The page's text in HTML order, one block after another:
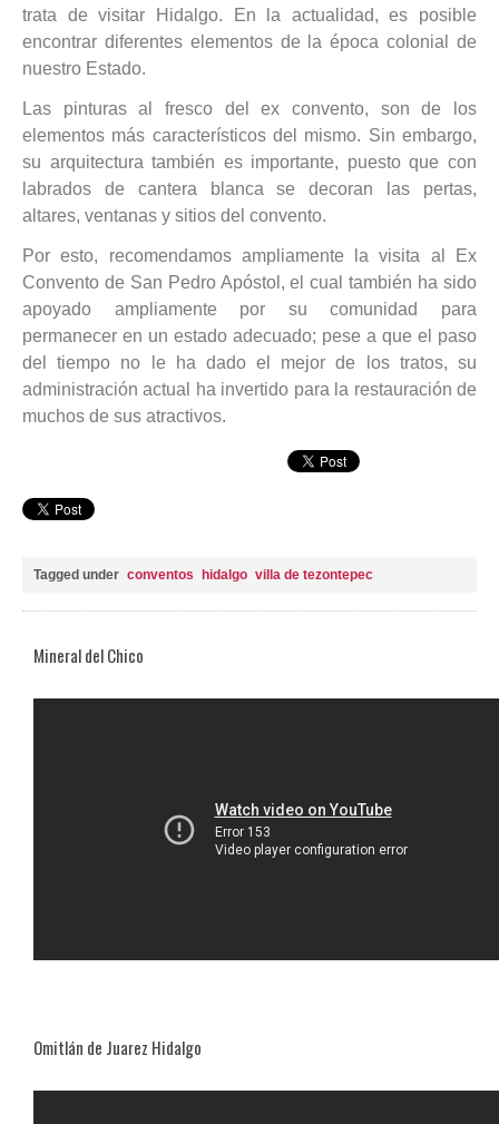
trata de visitar Hidalgo. En la actualidad, es posible
encontrar diferentes elementos de la época colonial de
nuestro Estado.
Las pinturas al fresco del ex convento, son de los
elementos más característicos del mismo. Sin embargo,
su arquitectura también es importante, puesto que con
labrados de cantera blanca se decoran las pertas,
altares, ventanas y sitios del convento.
Por esto, recomendamos ampliamente la visita al Ex
Convento de San Pedro Apóstol, el cual también ha sido
apoyado ampliamente por su comunidad para
permanecer en un estado adecuado; pese a que el paso
del tiempo no le ha dado el mejor de los tratos, su
administración actual ha invertido para la restauración de
muchos de sus atractivos.
Tagged under conventos hidalgo villa de tezontepec
Mineral del Chico
Omitlán de Juarez Hidalgo